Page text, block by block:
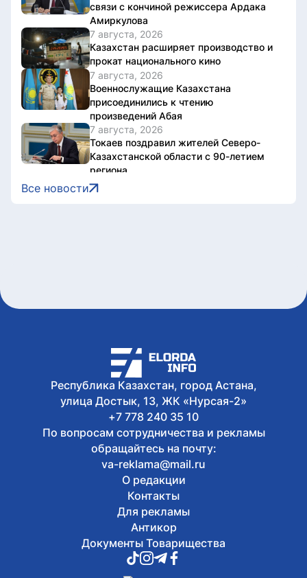
связи с кончиной режиссера Ардака
Амиркулова
7 августа, 2026
Казахстан расширяет производство и
прокат национального кино
7 августа, 2026
Военнослужащие Казахстана
присоединились к чтению
произведений Абая
7 августа, 2026
Токаев поздравил жителей Северо-
Казахстанской области с 90-летием
региона
7 августа, 2026
Документы об ученых званиях будут
области пройдет в Астане
Все новости
Республика Казахстан, город Астана,
улица Достык, 13, ЖК «Нурсая-2»
+7 778 240 35 10
По вопросам сотрудничества и рекламы
обращайтесь на почту:
va-reklama@mail.ru
О редакции
Контакты
Для рекламы
Антикор
Документы Товарищества